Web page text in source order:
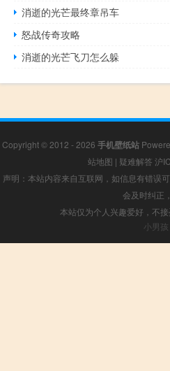
消逝的光芒最终章吊车
怒战传奇攻略
消逝的光芒飞刀怎么躲
Copyright © 2012 - 2026 手机壁纸站
站地图 | 疑难解答 沪
声明：本站内容来自互联网，如信息有错误
会及时纠正
本站仅为个人兴趣爱好，不
小男孩